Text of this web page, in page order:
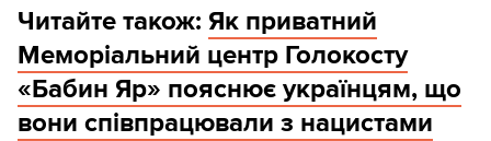
Читайте також: Як приватний
Меморіальний центр Голокосту
«Бабин Яр» пояснює українцям, що
вони співпрацювали з нацистами